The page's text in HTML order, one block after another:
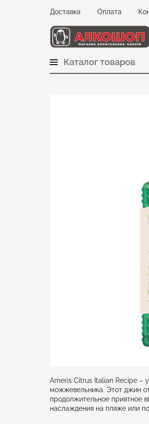
Доставка Оплата
Каталог товаров
Ameris Citrus Italian Recipe –
можжевельника. Этот джин
продолжительное приятное
наслаждения на пляже или